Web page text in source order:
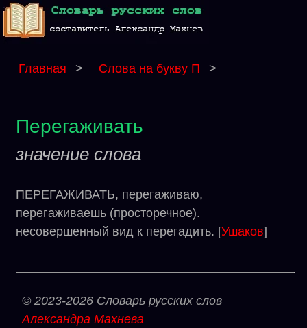
Главная > Слова на букву П >
Перегаживать
значение слова
ПЕРЕГАЖИВАТЬ, перегаживаю,
перегаживаешь (просторечное).
несовершенный вид к перегадить. [Ушаков]
© 2023-2026 Словарь русских слов
Александра Махнева